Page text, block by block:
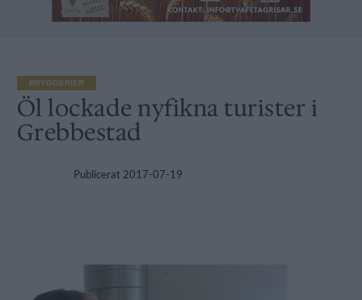
BRYGGERIER
Öl lockade nyfikna turister i
Grebbestad
Publicerat 2017-07-19